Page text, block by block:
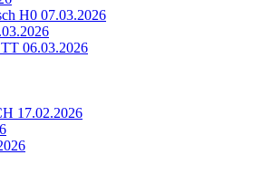
H0 07.03.2026
06.03.2026
17.02.2026